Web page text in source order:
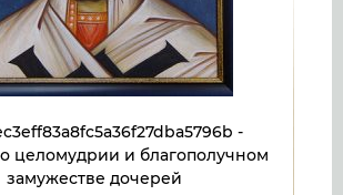
-
целомудрии и благополучном
замужестве дочерей